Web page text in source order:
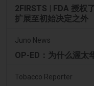
2FIRSTS | FDA 授权
扩展至初始决定之外
Juno News
OP-ED：为什么渥太
Tobacco Reporter